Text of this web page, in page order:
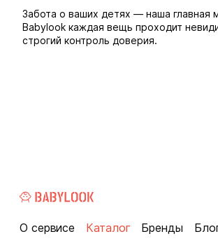
Забота о ваших детях — наша главная
Babylook каждая вещь проходит
строгий контроль доверия.
О сервисе Каталог Бренды